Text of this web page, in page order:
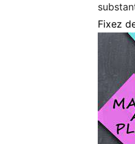
Fixez